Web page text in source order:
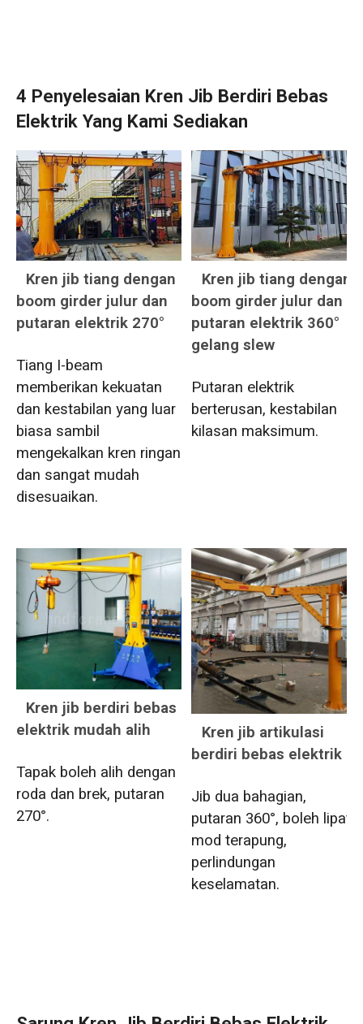
4 Penyelesaian Kren Jib Berdiri Bebas
Elektrik Yang Kami Sediakan
Kren jib tiang dengan
boom girder julur dan
putaran elektrik 270°
Tiang I-beam
memberikan kekuatan
dan kestabilan yang luar
biasa sambil
mengekalkan kren ringan
dan sangat mudah
disesuaikan.
Kren jib tiang dengan
boom girder julur dan
putaran elektrik 360°
gelang slew
Putaran elektrik
berterusan, kestabilan
kilasan maksimum.
Kren jib berdiri bebas
elektrik mudah alih
Tapak boleh alih dengan
roda dan brek, putaran
270°.
Kren jib artikulasi
berdiri bebas elektrik
Jib dua bahagian,
putaran 360°, boleh lipat,
mod terapung,
perlindungan
keselamatan.